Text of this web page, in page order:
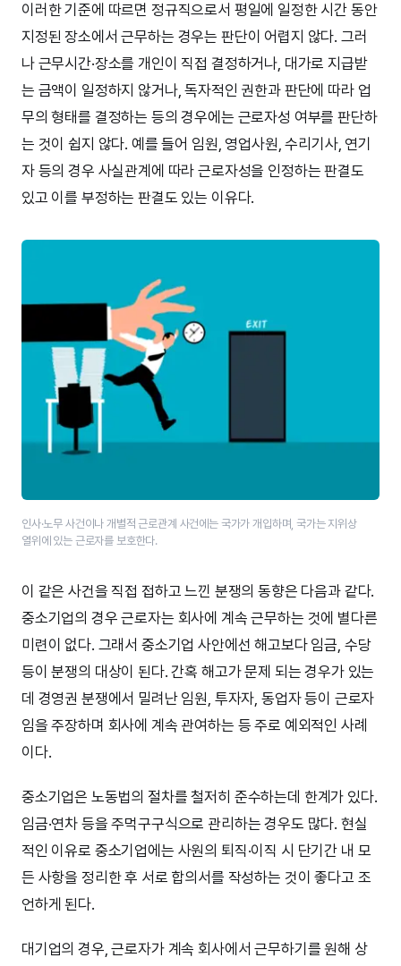
이러한 기준에 따르면 정규직으로서 평일에 일정한 시간 동안
지정된 장소에서 근무하는 경우는 판단이 어렵지 않다. 그러
나 근무시간·장소를 개인이 직접 결정하거나, 대가로 지급받
는 금액이 일정하지 않거나, 독자적인 권한과 판단에 따라 업
무의 형태를 결정하는 등의 경우에는 근로자성 여부를 판단하
는 것이 쉽지 않다. 예를 들어 임원, 영업사원, 수리기사, 연기
자 등의 경우 사실관계에 따라 근로자성을 인정하는 판결도
있고 이를 부정하는 판결도 있는 이유다.
인사·노무 사건이나 개별적 근로관계 사건에는 국가가 개입하며, 국가는 지위상
열위에 있는 근로자를 보호한다.
이 같은 사건을 직접 접하고 느낀 분쟁의 동향은 다음과 같다.
중소기업의 경우 근로자는 회사에 계속 근무하는 것에 별다른
미련이 없다. 그래서 중소기업 사안에선 해고보다 임금, 수당
등이 분쟁의 대상이 된다. 간혹 해고가 문제 되는 경우가 있는
데 경영권 분쟁에서 밀려난 임원, 투자자, 동업자 등이 근로자
임을 주장하며 회사에 계속 관여하는 등 주로 예외적인 사례
이다.
중소기업은 노동법의 절차를 철저히 준수하는데 한계가 있다.
임금·연차 등을 주먹구구식으로 관리하는 경우도 많다. 현실
적인 이유로 중소기업에는 사원의 퇴직·이직 시 단기간 내 모
든 사항을 정리한 후 서로 합의서를 작성하는 것이 좋다고 조
언하게 된다.
대기업의 경우, 근로자가 계속 회사에서 근무하기를 원해 상